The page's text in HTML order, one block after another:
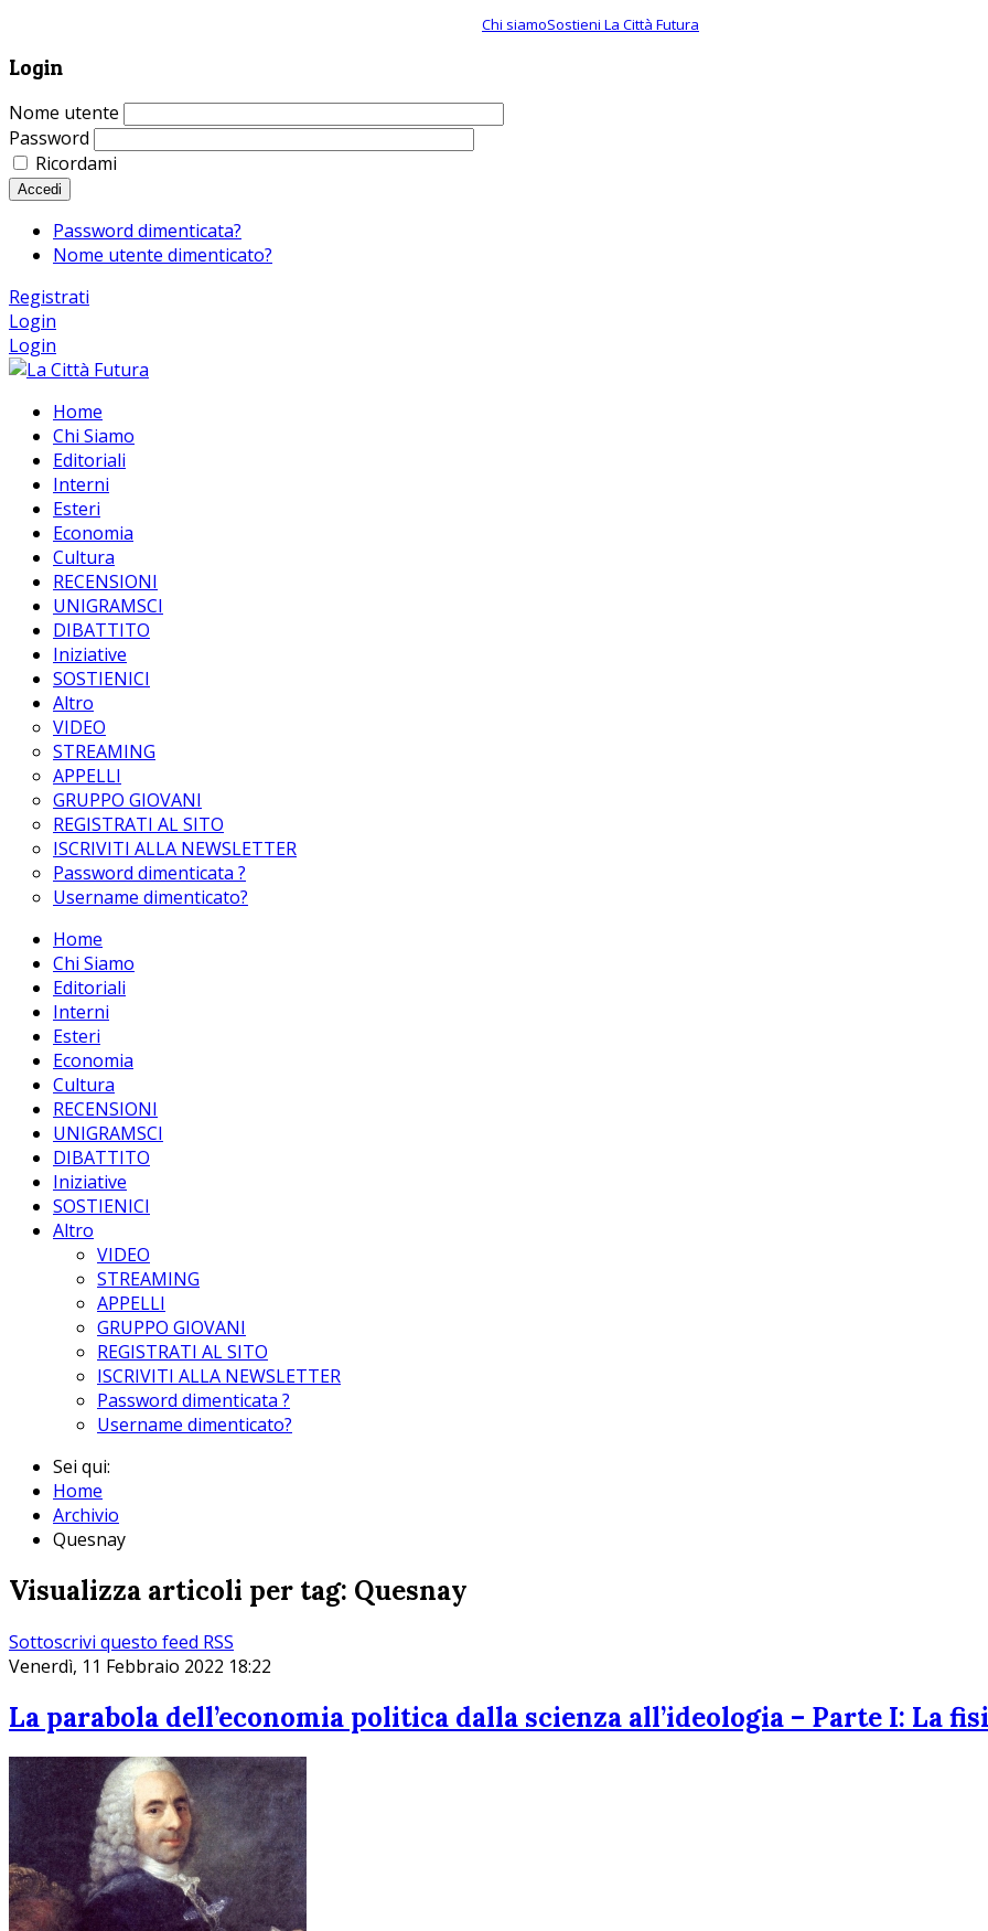
Chi siamoSostieni La Città Futura
Login
Nome utente
Password
Ricordami
Accedi
Password dimenticata?
Nome utente dimenticato?
Registrati
Login
Login
Home
Chi Siamo
Editoriali
Interni
Esteri
Economia
Cultura
RECENSIONI
UNIGRAMSCI
DIBATTITO
Iniziative
SOSTIENICI
Altro
VIDEO
STREAMING
APPELLI
GRUPPO GIOVANI
REGISTRATI AL SITO
ISCRIVITI ALLA NEWSLETTER
Password dimenticata ?
Username dimenticato?
Home
Chi Siamo
Editoriali
Interni
Esteri
Economia
Cultura
RECENSIONI
UNIGRAMSCI
DIBATTITO
Iniziative
SOSTIENICI
Altro
VIDEO
STREAMING
APPELLI
GRUPPO GIOVANI
REGISTRATI AL SITO
ISCRIVITI ALLA NEWSLETTER
Password dimenticata ?
Username dimenticato?
Sei qui:
Home
Archivio
Quesnay
Visualizza articoli per tag: Quesnay
Sottoscrivi questo feed RSS
Venerdì, 11 Febbraio 2022 18:22
La parabola dell’economia politica dalla scienza all’ideologia – Parte I: La